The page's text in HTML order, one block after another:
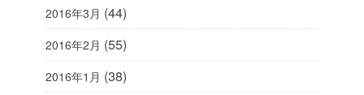
2016年3月 (44)
2016年2月 (55)
2016年1月 (38)